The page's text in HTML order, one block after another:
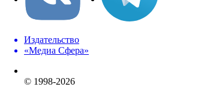
Издательство
«Медиа Сфера»
© 1998-2026